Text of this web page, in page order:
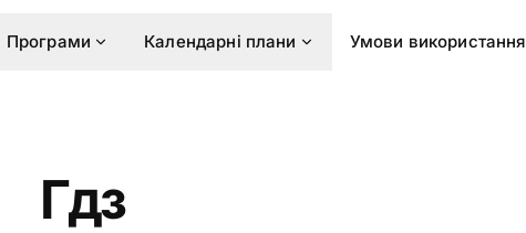
Програми Календарні плани Умови використання
Гдз